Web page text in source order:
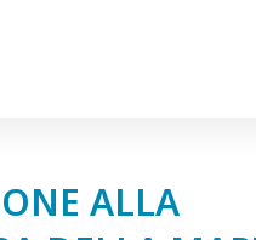
ALLA